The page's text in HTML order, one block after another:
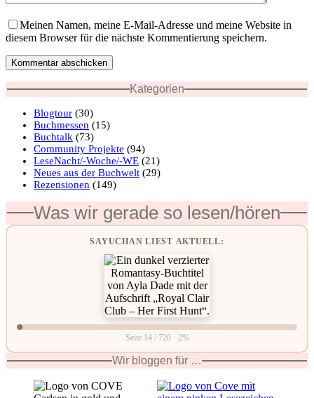
Meinen Namen, meine E-Mail-Adresse und meine Website in
diesem Browser für die nächste Kommentierung speichern.
Kommentar abschicken
Kategorien
Blogtour (30)
Buchmessen (15)
Buchtalk (73)
Community Projekte (94)
LeseNacht/-Woche/-WE (21)
Neues aus der Buchwelt (29)
Rezensionen (149)
Was wir gerade so lesen/hören
SAYUCHAN LIEST AKTUELL:
Seite 14 / 720 · 2%
Wir bloggen für …